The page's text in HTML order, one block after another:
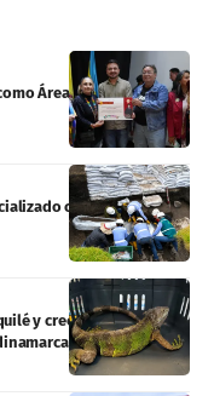
Área de Protección
con la comunidad
y crece la